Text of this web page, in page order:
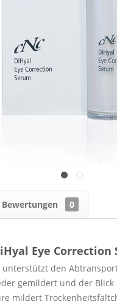
Bewertungen 0
Eye Correction
unterstützt den
gemildert und der
mildert